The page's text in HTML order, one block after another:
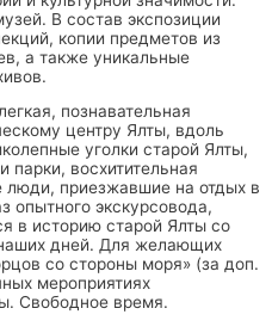
В состав экспозиции
копии предметов из
а также уникальные
познавательная
центру Ялты, вдоль
уголки старой Ялты,
восхитительная
люди, приезжавшие на отдых в
опытного экскурсовода,
в историю старой Ялты со
дней. Для желающих
со стороны моря» (за доп.
мероприятиях
Свободное время.
в отель.